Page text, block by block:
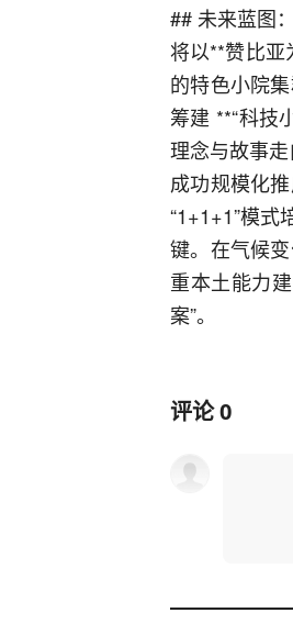
## 未来蓝图
将以**赞比亚
的特色小院
筹建 **“科技
理念与故事
成功规模化
“1+1+1”模
键。在气候
重本土能力
案”。
评论0